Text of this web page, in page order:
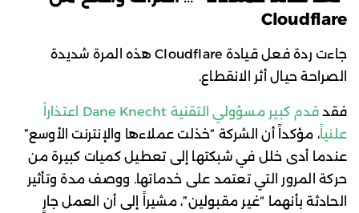
Cloudflare
جاءت ردة فعل قيادة Cloudflare هذه المرة شديدة
الصراحة حيال أثر الانقطاع.
فقد
قدم كبير مسؤولي التقنية Dane Knecht اعتذاراً
علنياً، مؤكداً أن الشركة “خذلت عملاءها والإنترنت الأوسع”
عندما أدى خلل في شبكتها إلى تعطيل كميات كبيرة من
حركة المرور التي تعتمد على خدماتها. ووصف مدة وتأثير
الحادثة بأنهما “غير مقبولين”، مشيراً إلى أن العمل جارٍ